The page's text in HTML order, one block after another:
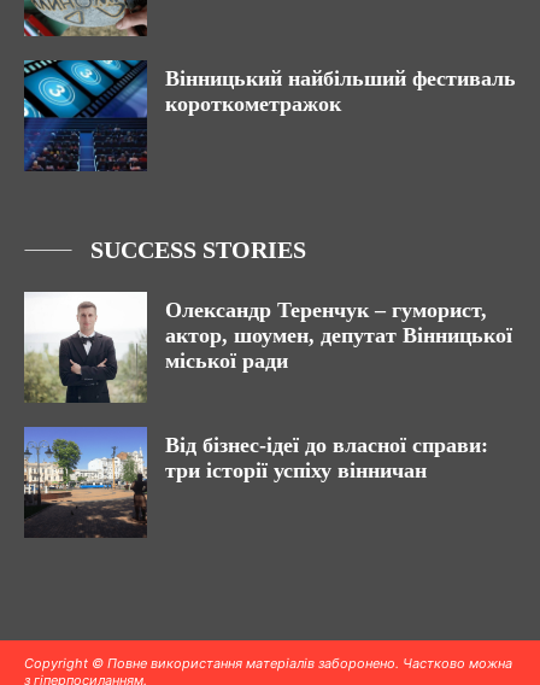
Вінницький найбільший фестиваль
короткометражок
SUCCESS STORIES
Олександр Теренчук – гуморист,
актор, шоумен, депутат Вінницької
міської ради
Від бізнес-ідеї до власної справи:
три історії успіху вінничан
Copyright © Повне використання матеріалів заборонено. Частково можна
з гіперпосиланням.